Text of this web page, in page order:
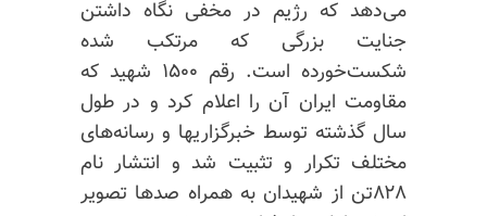
می‌دهد که رژیم در مخفی نگاه داشتن
جنایت بزرگی که مرتکب شده
شکست‌خورده است. رقم ۱۵۰۰ شهید که
مقاومت ایران آن را اعلام کرد و در طول
سال گذشته توسط خبرگزاریها و رسانه‌های
مختلف تکرار و تثبیت شد و انتشار نام
۸۲۸تن از شهیدان به همراه صدها تصویر